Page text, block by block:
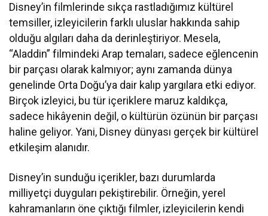
Disney’in filmlerinde sıkça rastladığımız kültürel
temsiller, izleyicilerin farklı uluslar hakkında sahip
olduğu algıları daha da derinleştiriyor. Mesela,
“Aladdin” filmindeki Arap temaları, sadece eğlencenin
bir parçası olarak kalmıyor; aynı zamanda dünya
genelinde Orta Doğu’ya dair kalıp yargılara etki ediyor.
Birçok izleyici, bu tür içeriklere maruz kaldıkça,
sadece hikâyenin değil, o kültürün özünün bir parçası
haline geliyor. Yani, Disney dünyası gerçek bir kültürel
etkileşim alanıdır.
Disney’in sunduğu içerikler, bazı durumlarda
milliyetçi duyguları pekiştirebilir. Örneğin, yerel
kahramanların öne çıktığı filmler, izleyicilerin kendi